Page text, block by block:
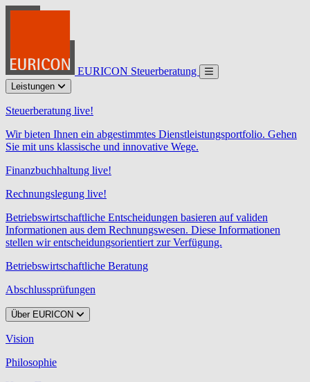
EURICON Steuerberatung
Leistungen
Steuerberatung live!
Wir bieten Ihnen ein abgestimmtes Dienstleistungsportfolio. Gehen
Sie mit uns klassische und innovative Wege.
Finanzbuchhaltung live!
Rechnungslegung live!
Betriebswirtschaftliche Entscheidungen basieren auf validen
Informationen aus dem Rechnungswesen. Diese Informationen
stellen wir entscheidungsorientiert zur Verfügung.
Betriebswirtschaftliche Beratung
Abschlussprüfungen
Über EURICON
Vision
Philosophie